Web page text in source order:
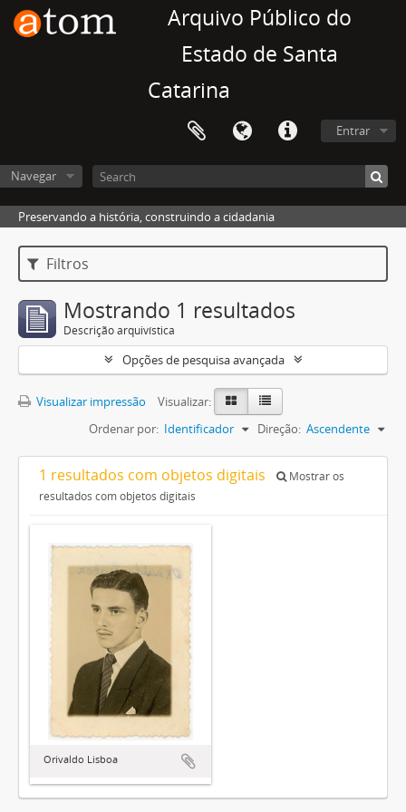
Arquivo Público do
Estado de Santa
Catarina
Entrar
Navegar
Preservando a história, construindo a cidadania
Filtros
Mostrando 1 resultados
Descrição arquivística
Opções de pesquisa avançada
Visualizar impressão
Visualizar:
Ordenar por: Identificador Direção: Ascendente
1 resultados com objetos digitais
Mostrar os
resultados com objetos digitais
Orivaldo Lisboa